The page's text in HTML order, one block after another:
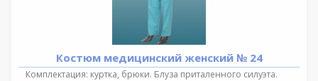
Костюм медицинский женский № 24
Комплектация: куртка, брюки. Блуза приталенного силуэта.